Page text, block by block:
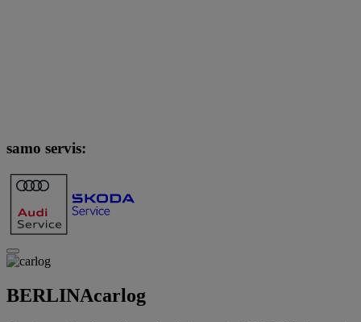
samo servis:
BERLINAcarlog